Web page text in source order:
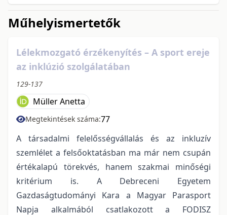
Műhelyismertetők
Lélekmozgató érzékenyítés – A sport ereje
az inklúzió szolgálatában
129-137
Müller Anetta
Megtekintések száma:77
A társadalmi felelősségvállalás és az inkluzív
szemlélet a felsőoktatásban ma már nem csupán
értékalapú törekvés, hanem szakmai minőségi
kritérium is. A Debreceni Egyetem
Gazdaságtudományi Kara a Magyar Parasport
Napja alkalmából csatlakozott a FODISZ